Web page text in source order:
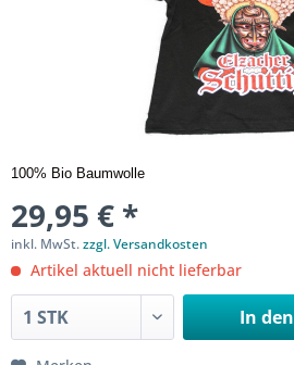
100% Bio Baumwolle
29,95 € *
inkl. MwSt.zzgl. Versandkosten
Artikel aktuell nicht lieferbar
In den